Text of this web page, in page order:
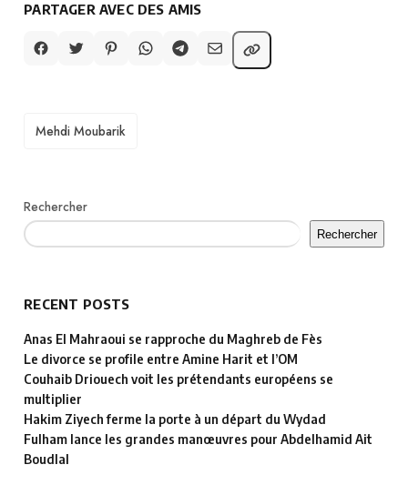
PARTAGER AVEC DES AMIS
TAGS
Mehdi Moubarik
Rechercher
Rechercher
RECENT POSTS
Anas El Mahraoui se rapproche du Maghreb de Fès
Le divorce se profile entre Amine Harit et l’OM
Couhaib Driouech voit les prétendants européens se
multiplier
Hakim Ziyech ferme la porte à un départ du Wydad
Fulham lance les grandes manœuvres pour Abdelhamid Ait
Boudlal